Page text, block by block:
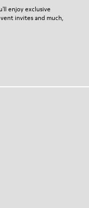
enjoy exclusive
invites and much,